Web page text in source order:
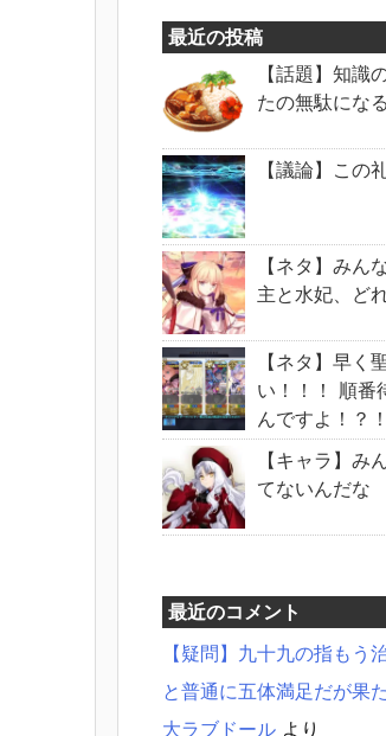
最近の投稿
【話題】知識
たの無駄にな
【議論】この
【ネタ】みん
主と水妃、ど
【ネタ】早く
い！！！ 順番
んですよ！？
【キャラ】み
てないんだな
最近のコメント
【疑問】九十九の指も
と普通に五体満足だが果
大ラブドール より